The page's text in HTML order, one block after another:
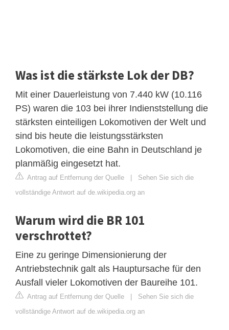
Was ist die stärkste Lok der DB?
Mit einer Dauerleistung von 7.440 kW (10.116
PS) waren die 103 bei ihrer Indienststellung die
stärksten einteiligen Lokomotiven der Welt und
sind bis heute die leistungsstärksten
Lokomotiven, die eine Bahn in Deutschland je
planmäßig eingesetzt hat.
Antrag auf Entfernung der Quelle | Sehen Sie sich die
vollständige Antwort auf de.wikipedia.org an
Warum wird die BR 101
verschrottet?
Eine zu geringe Dimensionierung der
Antriebstechnik galt als Hauptursache für den
Ausfall vieler Lokomotiven der Baureihe 101.
Antrag auf Entfernung der Quelle | Sehen Sie sich die
vollständige Antwort auf de.wikipedia.org an